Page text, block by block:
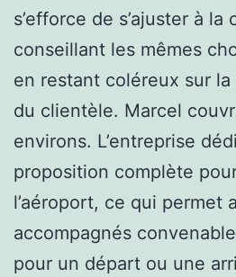
s’efforce de s’ajuster à
conseillant les mêmes
en restant coléreux sur
du clientèle. Marcel
environs. L’entreprise
proposition complète
l’aéroport, ce qui permet
accompagnés
pour un départ ou une